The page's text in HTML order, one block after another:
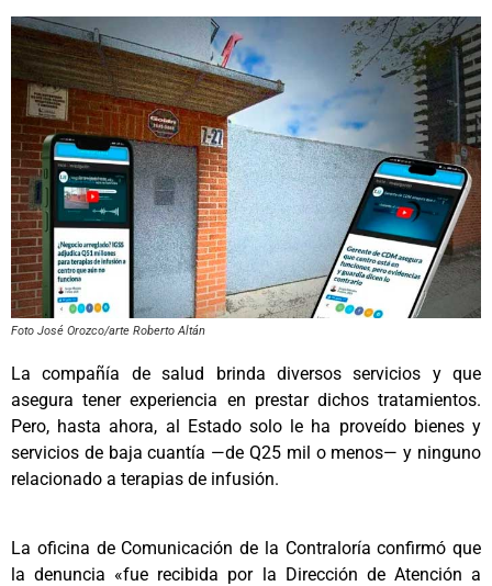
Foto José Orozco/arte Roberto Altán
La compañía de salud brinda diversos servicios y que
asegura tener experiencia en prestar dichos tratamientos.
Pero, hasta ahora, al Estado solo le ha proveído bienes y
servicios de baja cuantía —de Q25 mil o menos— y ninguno
relacionado a terapias de infusión.
La oficina de Comunicación de la Contraloría confirmó que
la denuncia «fue recibida por la Dirección de Atención a